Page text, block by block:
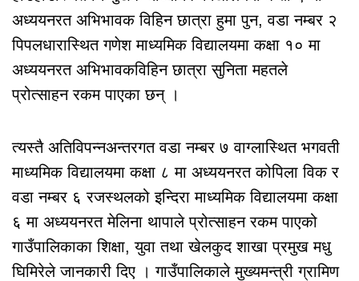
अध्ययनरत अभिभावक विहिन छात्रा हुमा पुन, वडा नम्बर २
पिपलधारास्थित गणेश माध्यमिक विद्यालयमा कक्षा १० मा
अध्ययनरत अभिभावकविहिन छात्रा सुनिता महतले
प्रोत्साहन रकम पाएका छन् ।
त्यस्तै अतिविपन्नअन्तरगत वडा नम्बर ७ वाग्लास्थित भगवती
माध्यमिक विद्यालयमा कक्षा ८ मा अध्ययनरत कोपिला विक र
वडा नम्बर ६ रजस्थलको इन्दिरा माध्यमिक विद्यालयमा कक्षा
६ मा अध्ययनरत मेलिना थापाले प्रोत्साहन रकम पाएको
गाउँपालिकाका शिक्षा, युवा तथा खेलकुद शाखा प्रमुख मधु
घिमिरेले जानकारी दिए । गाउँपालिकाले मुख्यमन्त्री ग्रामिण